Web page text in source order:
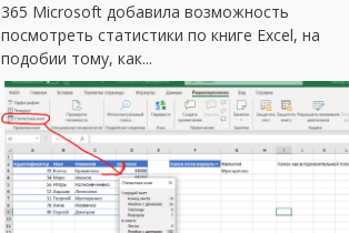
365 Microsoft добавила возможность
посмотреть статистики по книге Excel, на
подобии тому, как...